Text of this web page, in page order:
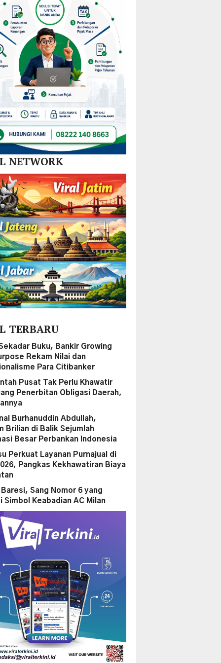
Nikel
dan
SPBE
NETWORK
TERBARU
Buku, Bankir Growing
Rekam Nilai dan
Para Citibanker
Pusat Tak Perlu Khawatir
Penerbitan Obligasi Daerah,
Burhanuddin Abdullah,
Brilian di Balik Sejumlah
Besar Perbankan Indonesia
Perkuat Layanan Purnajual di
Pangkas Kekhawatiran Biaya
Baresi, Sang Nomor 6 yang
Simbol Keabadian AC Milan